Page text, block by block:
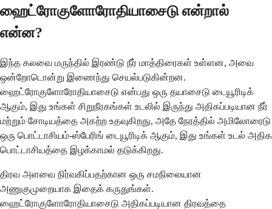
ஹைட்ரோகுளோரோதியாசைடு என்றால்
என்ன?
இந்த கலவை மருந்தில் இரண்டு நீர் மாத்திரைகள் உள்ளன, அவை
ஒன்றோடொன்று இணைந்து செயல்படுகின்றன.
ஹைட்ரோகுளோரோதியாசைடு என்பது ஒரு தயாசைடு டையூரிடிக்
ஆகும், இது உங்கள் சிறுநீரகங்கள் உடலில் இருந்து அதிகப்படியான நீர்
மற்றும் சோடியத்தை அகற்ற உதவுகிறது, அதே நேரத்தில் அமிலோரைடு
ஒரு பொட்டாசியம்-ஸ்பேரிங் டையூரிடிக் ஆகும், இது உங்கள் உடல் அதிக
பொட்டாசியத்தை இழக்காமல் தடுக்கிறது.
திரவ அளவை நிர்வகிப்பதற்கான ஒரு சமநிலையான
அணுகுமுறையாக இதைக் கருதுங்கள்.
ஹைட்ரோகுளோரோதியாசைடு அதிகப்படியான திரவத்தை